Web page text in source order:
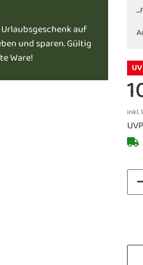
auf
und sparen. Gültig
Ware!
inkl.
UVP